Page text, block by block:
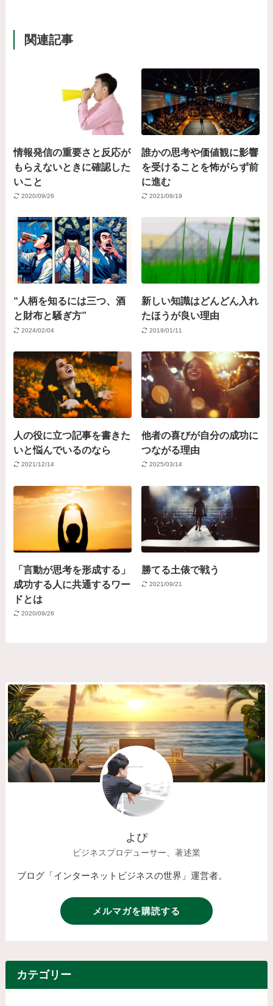
関連記事
情報発信の重要さと反応が
もらえないときに確認した
いこと
2020/09/26
誰かの思考や価値観に影響
を受けることを怖がらず前
に進む
2021/08/19
“人柄を知るには三つ、酒
と財布と騒ぎ方”
2024/02/04
新しい知識はどんどん入れ
たほうが良い理由
2019/01/11
人の役に立つ記事を書きた
いと悩んでいるのなら
2021/12/14
他者の喜びが自分の成功に
つながる理由
2025/03/14
「言動が思考を形成する」
成功する人に共通するワー
ドとは
2020/09/26
勝てる土俵で戦う
2021/09/21
よぴ
ビジネスプロデューサー、著述業
ブログ「インターネットビジネスの世界」運営者。
メルマガを購読する
カテゴリー